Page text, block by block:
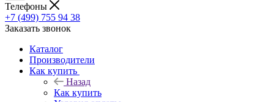
Телефоны
+7 (499) 755 94 38
Заказать звонок
Каталог
Производители
Как купить
Назад
Как купить